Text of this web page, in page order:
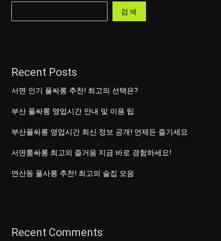
리
다!
검색
Recent Posts
서면 인기 풀싸롱 추천! 최고의 선택은?
부산 풀싸롱 영업시간 안내 및 이용 팁
부산풀싸롱 영업시간 최신 정보 공개! 언제든 즐기세요
서면룸싸롱 최고의 즐거움 지금 바로 경험하세요!
연산동 풀사롱 추천! 최고의 술집 모음
Recent Comments